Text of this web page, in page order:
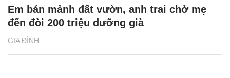
GIA ĐÌNH
Em bán mảnh đất vườn, anh trai chở mẹ
đến đòi 200 triệu dưỡng già